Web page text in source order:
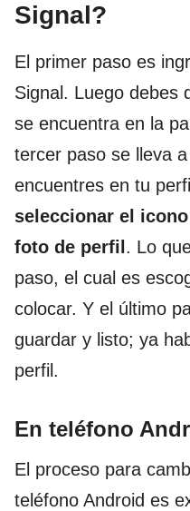
Signal?
El primer paso es
Signal. Luego debes
se encuentra en la
tercer paso se lleva
encuentres en tu
seleccionar el
foto de perfil . Lo
paso, el cual es
colocar. Y el último
guardar y listo; ya
perfil.
En teléfono
El proceso para
teléfono Android es